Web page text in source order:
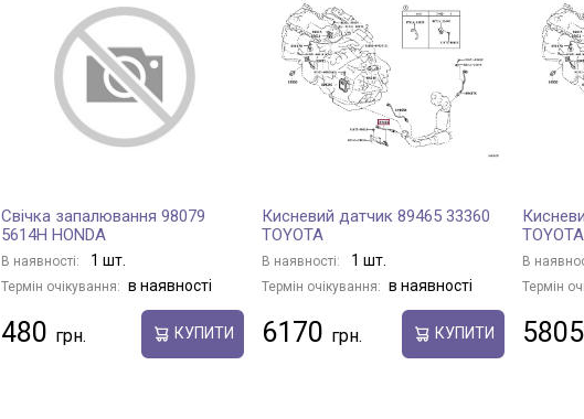
Свічка запалювання 98079
5614H HONDA
В наявності: 1 шт.
Термін очікування: в наявності
480 КУПИТИ
Кисневий датчик 89465 33360
TOYOTA
В наявності: 1 шт.
Термін очікування: в наявності
6170 КУПИТИ
TOYOTA
В
Термін
5805